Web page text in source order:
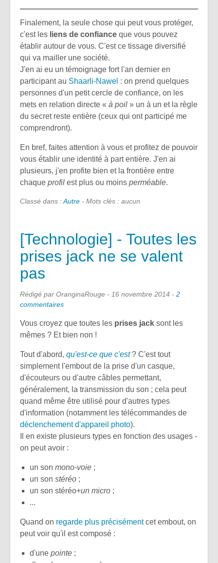
Finalement, la seule chose qui peut vous protéger,
c'est les liens de confiance que vous pouvez
établir autour de vous. C'est ce tissage diversifié
qui va mailler une société.
J'en ai eu un témoignage fort l'an dernier en
participant au Shaarli-Nawel : on prend quelques
personnes d'un petit cercle de confiance, on les
mets en relation directe « à poil » un à un et la règle
du secret reste entière (ceux qui ont participé me
comprendront).
En bref, faites attention à vous et profitez de pouvoir
vous établir une identité à part entière. J'en ai
plusieurs, j'en profite bien et la frontière entre
chaque profil est plus ou moins perméable.
Classé dans :Autre - Mots clés : aucun
[Technologie] - Toutes les
prises jack ne se valent
pas
Rédigé par OranginaRouge - 16 novembre 2014 - 2
commentaires
Vous croyez que toutes les prises jack sont les
mêmes ? Et bien non !
Tout d'abord, qu'est-ce que c'est? C'est tout
simplement l'embout de la prise d'un casque,
d'écouteurs ou d'autre câbles permettant,
généralement, la transmission du son ; cela peut
quand même être utilisé pour d'autres types
d'information (notamment les télécommandes de
déclenchement d'appareil photo).
Il en existe plusieurs types en fonction des usages -
on peut avoir :
un son mono-voie ;
un son stéréo ;
un son stéréo+un micro ;
...
Quand on regarde plus précisémentcet embout, on
peut voir qu'il est composé :
d'une pointe ;